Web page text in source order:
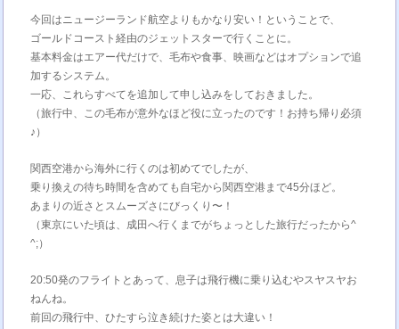
今回はニュージーランド航空よりもかなり安い！ということで、
ゴールドコースト経由のジェットスターで行くことに。
基本料金はエアー代だけで、毛布や食事、映画などはオプションで追
加するシステム。
一応、これらすべてを追加して申し込みをしておきました。
（旅行中、この毛布が意外なほど役に立ったのです！お持ち帰り必須
♪）
関西空港から海外に行くのは初めてでしたが、
乗り換えの待ち時間を含めても自宅から関西空港まで45分ほど。
あまりの近さとスムーズさにびっくり〜！
（東京にいた頃は、成田へ行くまでがちょっとした旅行だったから^
^;）
20:50発のフライトとあって、息子は飛行機に乗り込むやスヤスヤお
ねんね。
前回の飛行中、ひたすら泣き続けた姿とは大違い！